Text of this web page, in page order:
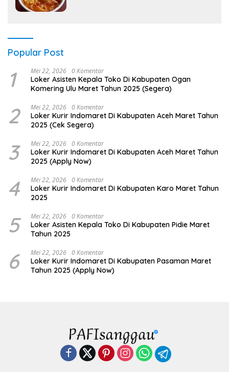
Popular Post
1 Mei 22, 2026 0 Komentar
Loker Asisten Kepala Toko Di Kabupaten Ogan
Komering Ulu Maret Tahun 2025 (Segera)
2 Mei 22, 2026 0 Komentar
Loker Kurir Indomaret Di Kabupaten Aceh Maret Tahun
2025 (Cek Segera)
3 Mei 22, 2026 0 Komentar
Loker Kurir Indomaret Di Kabupaten Aceh Maret Tahun
2025 (Apply Now)
4 Mei 22, 2026 0 Komentar
Loker Kurir Indomaret Di Kabupaten Karo Maret Tahun
2025
5 Mei 22, 2026 0 Komentar
Loker Asisten Kepala Toko Di Kabupaten Pidie Maret
Tahun 2025
6 Mei 22, 2026 0 Komentar
Loker Kurir Indomaret Di Kabupaten Pasaman Maret
Tahun 2025 (Apply Now)